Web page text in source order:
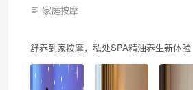
家庭按摩
舒养到家按摩，私处SPA精油养生新体验